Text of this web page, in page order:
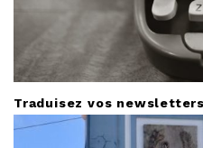
Traduisez vos